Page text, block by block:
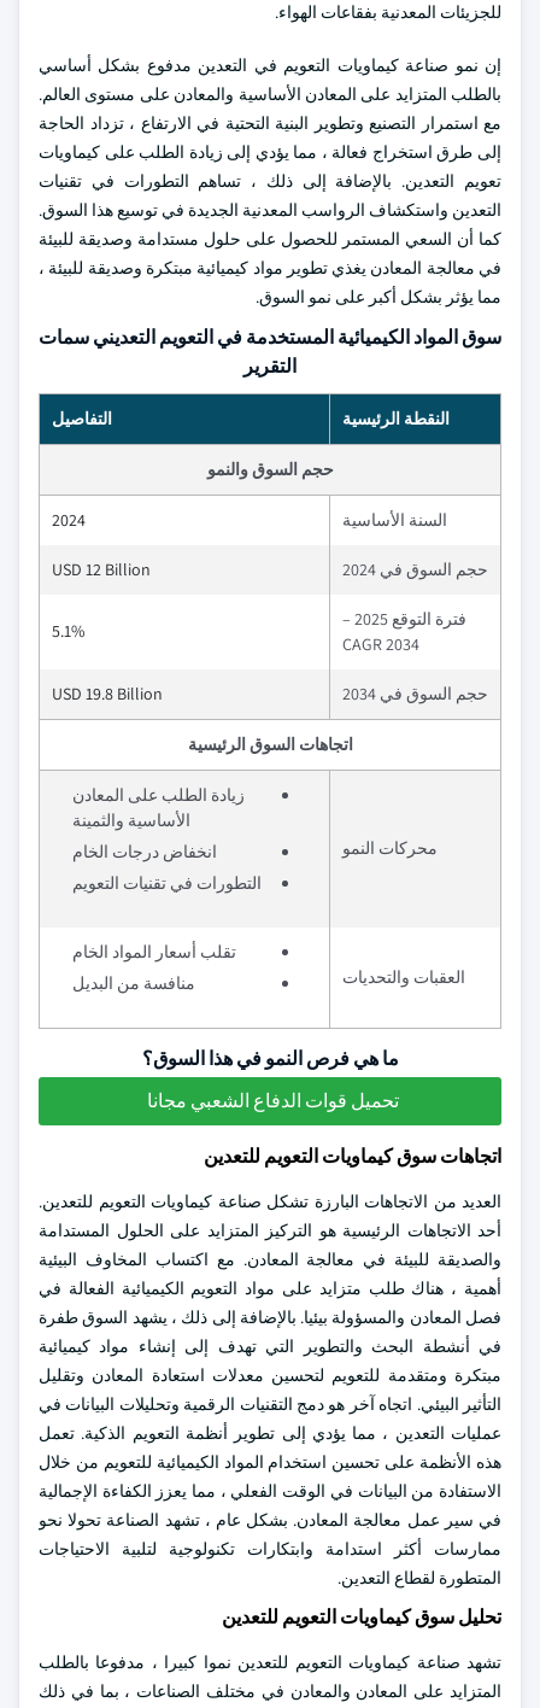
للجزيئات المعدنية بفقاعات الهواء.
إن نمو صناعة كيماويات التعويم في التعدين مدفوع بشكل أساسي
بالطلب المتزايد على المعادن الأساسية والمعادن على مستوى العالم.
مع استمرار التصنيع وتطوير البنية التحتية في الارتفاع ، تزداد الحاجة
إلى طرق استخراج فعالة ، مما يؤدي إلى زيادة الطلب على كيماويات
تعويم التعدين. بالإضافة إلى ذلك ، تساهم التطورات في تقنيات
التعدين واستكشاف الرواسب المعدنية الجديدة في توسيع هذا السوق.
كما أن السعي المستمر للحصول على حلول مستدامة وصديقة للبيئة
في معالجة المعادن يغذي تطوير مواد كيميائية مبتكرة وصديقة للبيئة ،
مما يؤثر بشكل أكبر على نمو السوق.
سوق المواد الكيميائية المستخدمة في التعويم التعديني سمات
التقرير
النقطة الرئيسية التفاصيل
حجم السوق والنمو
السنة الأساسية 2024
حجم السوق في 2024 USD 12 Billion
فترة التوقع 2025 –
2034 CAGR
5.1%
حجم السوق في 2034 USD 19.8 Billion
اتجاهات السوق الرئيسية
محركات النمو
زيادة الطلب على المعادن
الأساسية والثمينة
انخفاض درجات الخام
التطورات في تقنيات التعويم
العقبات والتحديات
تقلب أسعار المواد الخام
منافسة من البديل
ما هي فرص النمو في هذا السوق؟
تحميل قوات الدفاع الشعبي مجانا
اتجاهات سوق كيماويات التعويم للتعدين
العديد من الاتجاهات البارزة تشكل صناعة كيماويات التعويم للتعدين.
أحد الاتجاهات الرئيسية هو التركيز المتزايد على الحلول المستدامة
والصديقة للبيئة في معالجة المعادن. مع اكتساب المخاوف البيئية
أهمية ، هناك طلب متزايد على مواد التعويم الكيميائية الفعالة في
فصل المعادن والمسؤولة بيئيا. بالإضافة إلى ذلك ، يشهد السوق طفرة
في أنشطة البحث والتطوير التي تهدف إلى إنشاء مواد كيميائية
مبتكرة ومتقدمة للتعويم لتحسين معدلات استعادة المعادن وتقليل
التأثير البيئي. اتجاه آخر هو دمج التقنيات الرقمية وتحليلات البيانات في
عمليات التعدين ، مما يؤدي إلى تطوير أنظمة التعويم الذكية. تعمل
هذه الأنظمة على تحسين استخدام المواد الكيميائية للتعويم من خلال
الاستفادة من البيانات في الوقت الفعلي ، مما يعزز الكفاءة الإجمالية
في سير عمل معالجة المعادن. بشكل عام ، تشهد الصناعة تحولا نحو
ممارسات أكثر استدامة وابتكارات تكنولوجية لتلبية الاحتياجات
المتطورة لقطاع التعدين.
تحليل سوق كيماويات التعويم للتعدين
تشهد صناعة كيماويات التعويم للتعدين نموا كبيرا ، مدفوعا بالطلب
المتزايد على المعادن والمعادن في مختلف الصناعات ، بما في ذلك